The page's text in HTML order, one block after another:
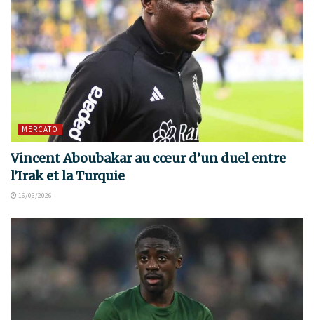
MERCATO
Vincent Aboubakar au cœur d’un duel entre
l’Irak et la Turquie
16/06/2026